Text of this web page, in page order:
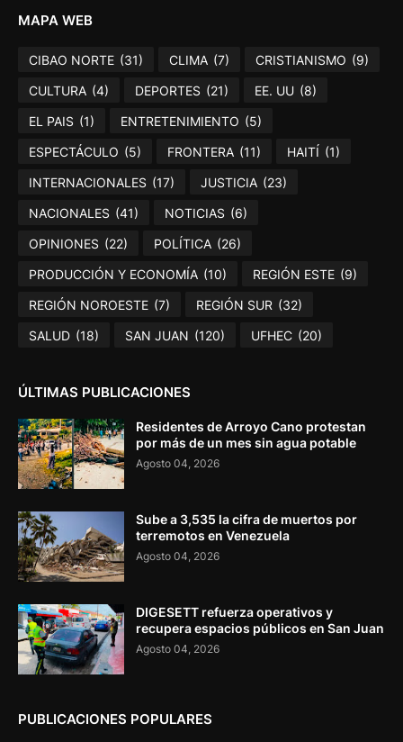
MAPA WEB
CIBAO NORTE (31) CLIMA (7) CRISTIANISMO (9)
CULTURA (4) DEPORTES (21) EE. UU (8)
EL PAIS (1) ENTRETENIMIENTO (5)
ESPECTÁCULO (5) FRONTERA (11) HAITÍ (1)
INTERNACIONALES (17) JUSTICIA (23)
NACIONALES (41) NOTICIAS (6)
OPINIONES (22) POLÍTICA (26)
PRODUCCIÓN Y ECONOMÍA (10) REGIÓN ESTE (9)
REGIÓN NOROESTE (7) REGIÓN SUR (32)
SALUD (18) SAN JUAN (120) UFHEC (20)
ÚLTIMAS PUBLICACIONES
Residentes de Arroyo Cano protestan
por más de un mes sin agua potable
Agosto 04, 2026
Sube a 3,535 la cifra de muertos por
terremotos en Venezuela
Agosto 04, 2026
DIGESETT refuerza operativos y
recupera espacios públicos en San Juan
Agosto 04, 2026
PUBLICACIONES POPULARES